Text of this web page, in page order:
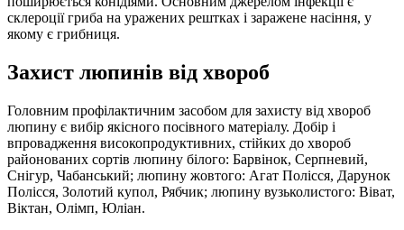
склероції гриба на уражених рештках і заражене насіння, у
якому є грибниця.
Захист люпинів від хвороб
Головним профілактичним засобом для захисту від хвороб
люпину є вибір якісного посівного матеріалу. Добір і
впровадження високопродуктивних, стійких до хвороб
районованих сортів люпину білого: Барвінок, Серпневий,
Снігур, Чабанський; люпину жовтого: Агат Полісся, Дарунок
Полісся, Золотий купол, Рябчик; люпину вузьколистого: Віват,
Віктан, Олімп, Юліан.